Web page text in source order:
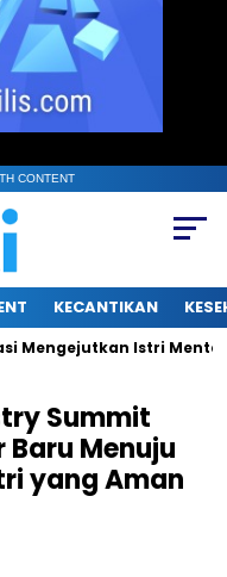
CONTENT
KECANTIKAN
Istri Menteri
Summit
Baru Menuju
yang Aman